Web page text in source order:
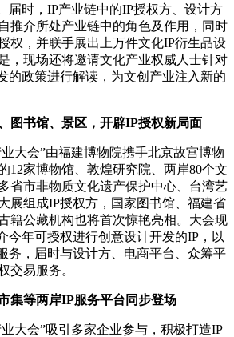
届时，IP产业链中的IP授权方、设计方
推介所处产业链中的角色及作用，同时
权，并联手展出上万件文化IP衍生品设
，现场还将邀请文化产业权威人士针对
的政策进行解读，为文创产业注入新的
图书馆、景区，开辟IP授权新局面
会”由福建博物院携手北京故宫博物
12家博物馆、敦煌研究院、两岸80个文
省市非物质文化遗产保护中心、台湾艺
展组成IP授权方，国家图书馆、福建省
籍公藏机构也将首次惊艳亮相。大会现
今年可授权进行创意设计开发的IP，以
务，届时与设计方、电商平台、众筹平
交易服务。
集等两岸IP服务平台同步登场
会”吸引多家企业参与，积极打造IP